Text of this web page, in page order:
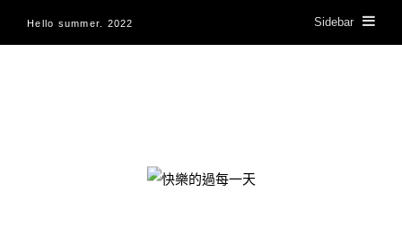
Hello summer. 2022 Sidebar
快樂的過每一天